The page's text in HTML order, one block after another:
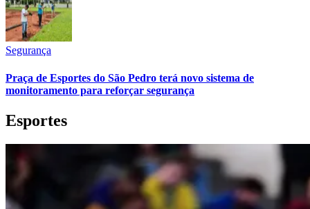
Segurança
Praça de Esportes do São Pedro terá novo sistema de
monitoramento para reforçar segurança
Esportes